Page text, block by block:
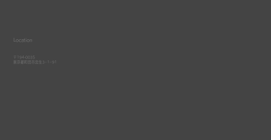
Location
〒194-0035
​東京都町田市忠生3−1−91